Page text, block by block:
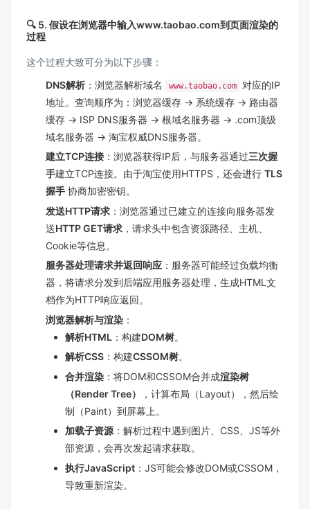
🔍 5. 假设在浏览器中输入www.taobao.com到页面渲染的
过程
这个过程大致可分为以下步骤：
DNS解析 ：浏览器解析域名 www.taobao.com
对应的IP
地址。查询顺序为：浏览器缓存 → 系统缓存 → 路由器
缓存 → ISP DNS服务器 → 根域名服务器 → .com顶级
域名服务器 → 淘宝权威DNS服务器。
建立TCP连接 ：浏览器获得IP后，与服务器通过三次握
手建立TCP连接。由于淘宝使用HTTPS，还会进行 TLS
握手 协商加密密钥。
发送HTTP请求 ：浏览器通过已建立的连接向服务器发
送HTTP GET请求 ，请求头中包含资源路径、主机、
Cookie等信息。
服务器处理请求并返回响应 ：服务器可能经过负载均衡
器，将请求分发到后端应用服务器处理，生成HTML文
档作为HTTP响应返回。
浏览器解析与渲染 ：
解析HTML ：构建DOM树。
解析CSS ：构建CSSOM树。
合并渲染 ：将DOM和CSSOM合并成渲染树
（Render Tree）
，计算布局（Layout），然后绘
制（Paint）到屏幕上。
加载子资源 ：解析过程中遇到图片、CSS、JS等外
部资源，会再次发起请求获取。
执行JavaScript ：JS可能会修改DOM或CSSOM，
导致重新渲染。